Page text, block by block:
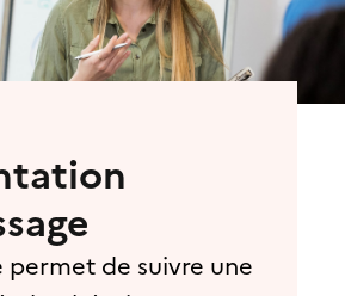
permet de suivre une